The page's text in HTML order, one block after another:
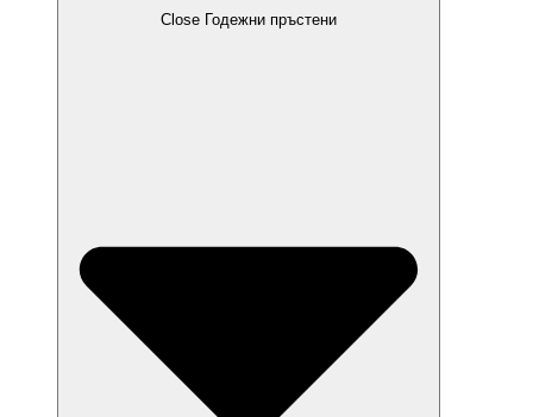
Close Годежни пръстени